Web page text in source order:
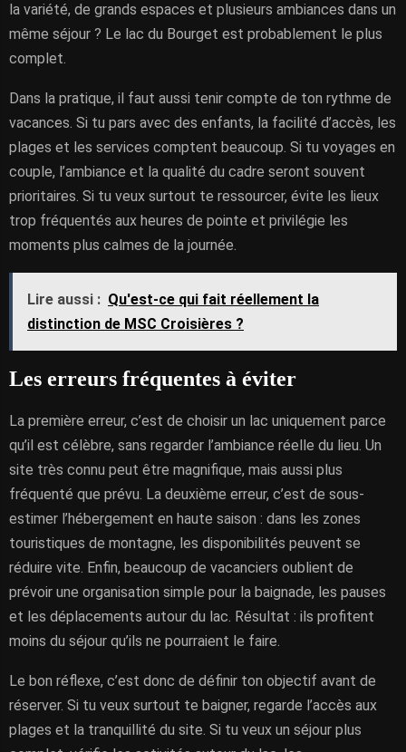
la variété, de grands espaces et plusieurs ambiances dans un
même séjour ? Le lac du Bourget est probablement le plus
complet.
Dans la pratique, il faut aussi tenir compte de ton rythme de
vacances. Si tu pars avec des enfants, la facilité d’accès, les
plages et les services comptent beaucoup. Si tu voyages en
couple, l’ambiance et la qualité du cadre seront souvent
prioritaires. Si tu veux surtout te ressourcer, évite les lieux
trop fréquentés aux heures de pointe et privilégie les
moments plus calmes de la journée.
Lire aussi : Qu'est-ce qui fait réellement la
distinction de MSC Croisières ?
Les erreurs fréquentes à éviter
La première erreur, c’est de choisir un lac uniquement parce
qu’il est célèbre, sans regarder l’ambiance réelle du lieu. Un
site très connu peut être magnifique, mais aussi plus
fréquenté que prévu. La deuxième erreur, c’est de sous-
estimer l’hébergement en haute saison : dans les zones
touristiques de montagne, les disponibilités peuvent se
réduire vite. Enfin, beaucoup de vacanciers oublient de
prévoir une organisation simple pour la baignade, les pauses
et les déplacements autour du lac. Résultat : ils profitent
moins du séjour qu’ils ne pourraient le faire.
Le bon réflexe, c’est donc de définir ton objectif avant de
réserver. Si tu veux surtout te baigner, regarde l’accès aux
plages et la tranquillité du site. Si tu veux un séjour plus